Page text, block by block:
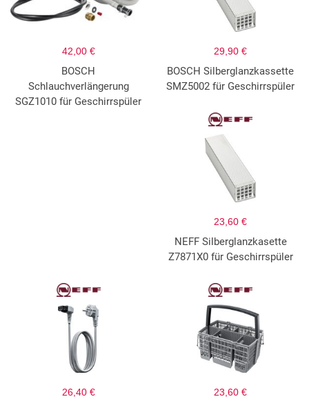
42,00 €
BOSCH
Schlauchverlängerung
SGZ1010 für Geschirrspüler
29,90 €
BOSCH Silberglanzkassette
SMZ5002 für Geschirrspüler
23,60 €
NEFF Silberglanzkasette
Z7871X0 für Geschirrspüler
26,40 € 23,60 €